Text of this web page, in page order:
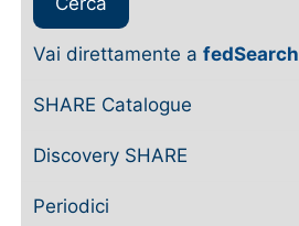
Vai direttamente a fedSearch
SHARE Catalogue
Discovery SHARE
Periodici